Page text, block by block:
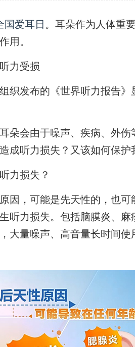
国爱耳日 。耳朵作为人体重
用。
力受损
发布的《世界听力报告》
会由于噪声、疾病、外伤
成听力损失？又该如何保护
力损失？
，可能是先天性的，也可
听力损失。包括脑膜炎、
大量噪声、高音量长时间